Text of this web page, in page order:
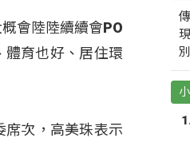
會陸陸續續會PO
體育也好、居住環
席次，高美珠表示